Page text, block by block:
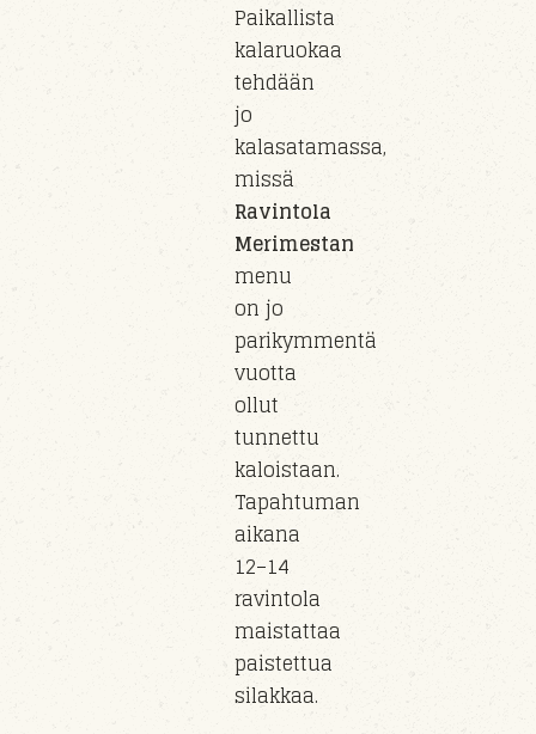
Paikallista
kalaruokaa
tehdään
jo
kalasatamassa,
missä
Ravintola
Merimestan
menu
on jo
parikymmentä
vuotta
ollut
tunnettu
kaloistaan.
Tapahtuman
aikana
12–14
ravintola
maistattaa
paistettua
silakkaa.